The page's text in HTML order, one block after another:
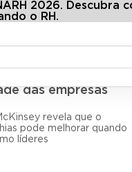
2026. Descubra
o RH.
os artigos
com lucratividade das
de mulheres na
das empresas
revela que o
pode melhorar quando
líderes